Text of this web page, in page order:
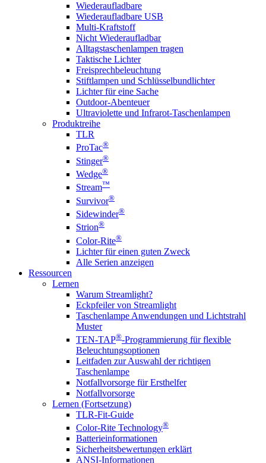
Wiederaufladbare
Wiederaufladbare USB
Multi-Kraftstoff
Nicht Wiederaufladbar
Alltagstaschenlampen tragen
Taktische Lichter
Freisprechbeleuchtung
Stiftlampen und Schlüsselbundlichter
Lichter für eine Sache
Outdoor-Abenteuer
Ultraviolette und Infrarot-Taschenlampen
Produktreihe
TLR
ProTac®
Stinger®
Wedge®
Stream™
Survivor®
Sidewinder®
Strion®
Color-Rite®
Lichter für einen guten Zweck
Alle Serien anzeigen
Ressourcen
Lernen
Warum Streamlight?
Eckpfeiler von Streamlight
Taschenlampe Anwendungen und Lichtstrahl
Muster
TEN-TAP®-Programmierung für flexible
Beleuchtungsoptionen
Leitfaden zur Auswahl der richtigen
Taschenlampe
Notfallvorsorge für Ersthelfer
Notfallvorsorge
Lernen (Fortsetzung)
TLR-Fit-Guide
Color-Rite Technology®
Batterieinformationen
Sicherheitsbewertungen erklärt
ANSI-Informationen